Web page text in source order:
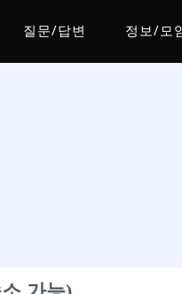
질문/답변 정보/모